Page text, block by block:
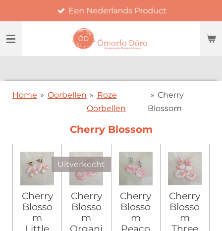
naar
Een Nederlands Product
Home » Oorbellen » Roze
Oorbellen
» Cherry
Blossom
Cherry Blossom
Cherry
Blosso
m
Uitverkocht
Cherry
Blosso
m
Cherry
Blosso
m
Cherry
Blosso
m